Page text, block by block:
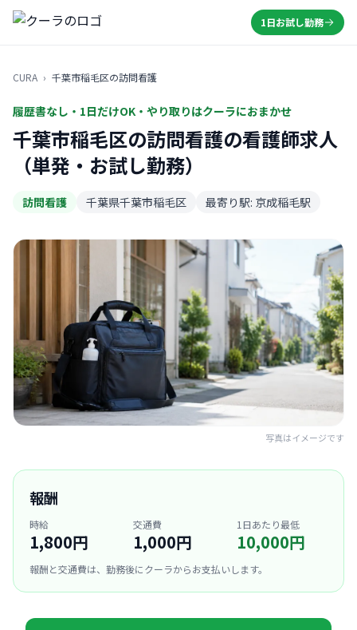
1日お試し勤務
CURA › 千葉市稲毛区の訪問看護
履歴書なし・1日だけOK・やり取りはクーラにおまかせ
千葉市稲毛区の訪問看護の看護師求人
（単発・お試し勤務）
訪問看護 千葉県千葉市稲毛区 最寄り駅: 京成稲毛駅
写真はイメージです
報酬
時給
1,800円
交通費
1,000円
1日あたり最低
10,000円
報酬と交通費は、勤務後にクーラからお支払いします。